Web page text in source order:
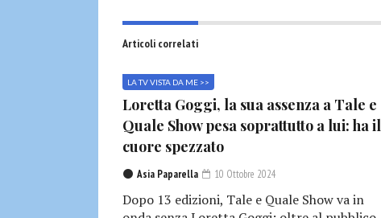
Articoli correlati
LA TV VISTA DA ME >>
Loretta Goggi, la sua assenza a Tale e
Quale Show pesa soprattutto a lui: ha il
cuore spezzato
Asia Paparella 10 Ottobre 2024
Dopo 13 edizioni, Tale e Quale Show va in